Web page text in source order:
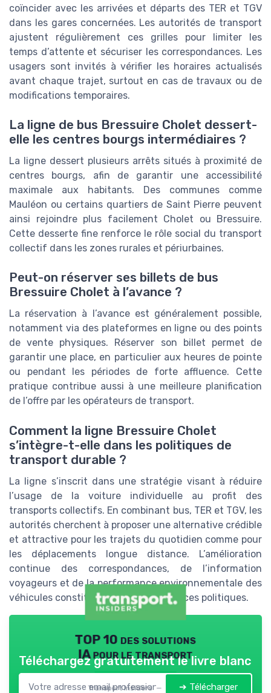
coïncider avec les arrivées et départs des TER et TGV
dans les gares concernées. Les autorités de transport
ajustent régulièrement ces grilles pour limiter les
temps d’attente et sécuriser les correspondances. Les
usagers sont invités à vérifier les horaires actualisés
avant chaque trajet, surtout en cas de travaux ou de
modifications temporaires.
La ligne de bus Bressuire Cholet dessert-
elle les centres bourgs intermédiaires ?
La ligne dessert plusieurs arrêts situés à proximité de
centres bourgs, afin de garantir une accessibilité
maximale aux habitants. Des communes comme
Mauléon ou certains quartiers de Saint Pierre peuvent
ainsi rejoindre plus facilement Cholet ou Bressuire.
Cette desserte fine renforce le rôle social du transport
collectif dans les zones rurales et périurbaines.
Peut-on réserver ses billets de bus
Bressuire Cholet à l’avance ?
La réservation à l’avance est généralement possible,
notamment via des plateformes en ligne ou des points
de vente physiques. Réserver son billet permet de
garantir une place, en particulier aux heures de pointe
ou pendant les périodes de forte affluence. Cette
pratique contribue aussi à une meilleure planification
de l’offre par les opérateurs de transport.
Comment la ligne Bressuire Cholet
s’intègre-t-elle dans les politiques de
transport durable ?
La ligne s’inscrit dans une stratégie visant à réduire
l’usage de la voiture individuelle au profit des
transports collectifs. En combinant bus, TER et TGV, les
autorités cherchent à proposer une alternative crédible
et attractive pour les trajets du quotidien comme pour
les déplacements longue distance. L’amélioration
continue des correspondances, de l’information
voyageurs et de la performance environnementale des
véhicules constitue un axe majeur de ces politiques.
TOP 10 des solutions
IA pour le transport
Transport Insiders — 2026
Téléchargez gratuitement le livre blanc
➔ Télécharger